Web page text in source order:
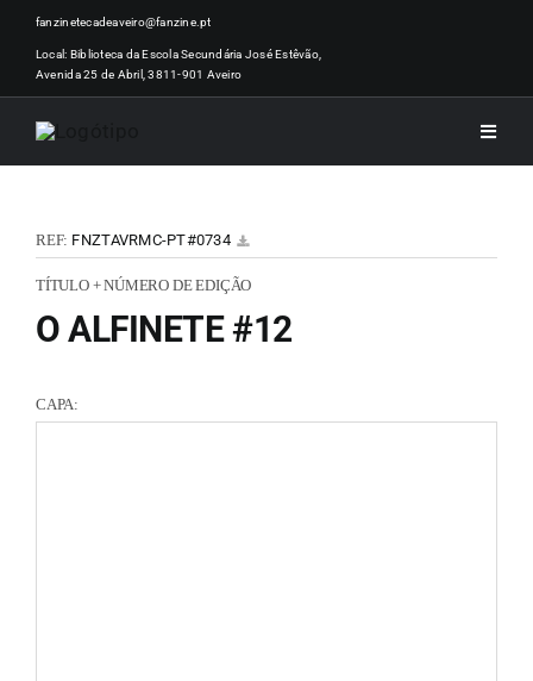
Skip
content
fanzinetecadeaveiro@fanzine.pt
Local: Biblioteca da Escola Secundária José Estêvão,
Avenida 25 de Abril, 3811-901 Aveiro
Toggle
REF: FNZTAVRMC-PT#0734
TÍTULO + NÚMERO DE EDIÇÃO
O ALFINETE #12
CAPA: